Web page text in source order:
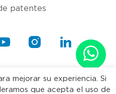
patentes
mejorar su experiencia. Si
que acepta el uso de